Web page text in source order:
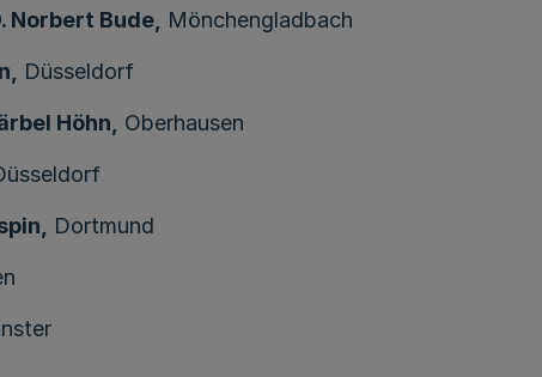
Norbert Bude, Mönchengladbach
Düsseldorf
Höhn, Oberhausen
Dortmund